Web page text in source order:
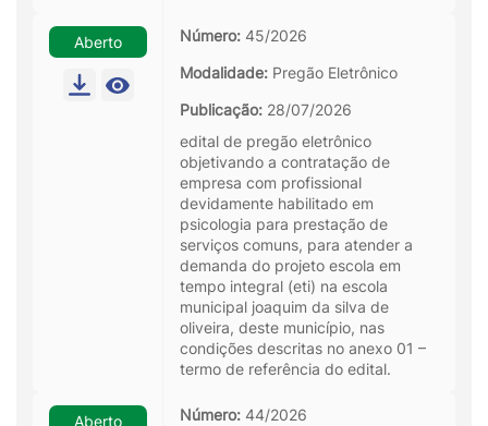
Aberto Número: 45/2026
Modalidade: Pregão Eletrônico
Publicação: 28/07/2026
edital de pregão eletrônico
objetivando a contratação de
empresa com profissional
devidamente habilitado em
psicologia para prestação de
serviços comuns, para atender a
demanda do projeto escola em
tempo integral (eti) na escola
municipal joaquim da silva de
oliveira, deste município, nas
condições descritas no anexo 01 –
termo de referência do edital.
Aberto Número: 44/2026